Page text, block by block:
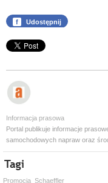
f Udostępnij
Informacja prasowa
Portal publikuje informacje
samochodowych napraw oraz
Promocja Schaeffler